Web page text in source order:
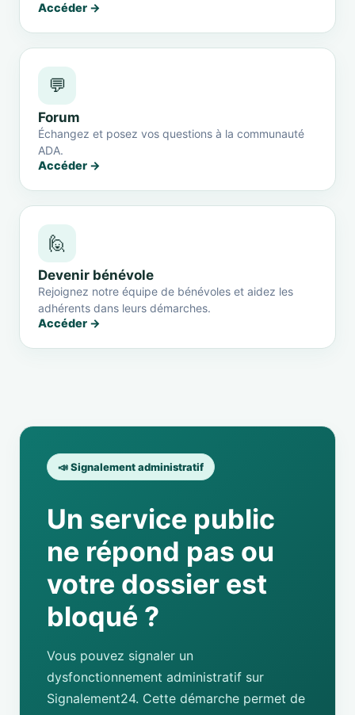
Accéder →
💬
Forum
Échangez et posez vos questions à la communauté
ADA.
Accéder →
🙋
Devenir bénévole
Rejoignez notre équipe de bénévoles et aidez les
adhérents dans leurs démarches.
Accéder →
📣 Signalement administratif
Un service public
ne répond pas ou
votre dossier est
bloqué ?
Vous pouvez signaler un
dysfonctionnement administratif sur
Signalement24. Cette démarche permet de